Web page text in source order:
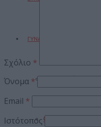
ΓΥΝΑΙΚΑ
Μαγειρική
Ομορφιά
Σχόλιο *
Όνομα *
Email *
Ιστότοπος